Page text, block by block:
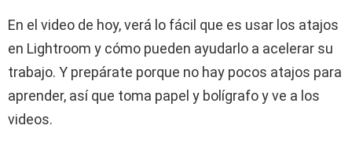
En el video de hoy, verá lo fácil que es usar los atajos
en Lightroom y cómo pueden ayudarlo a acelerar su
trabajo. Y prepárate porque no hay pocos atajos para
aprender, así que toma papel y bolígrafo y ve a los
videos.